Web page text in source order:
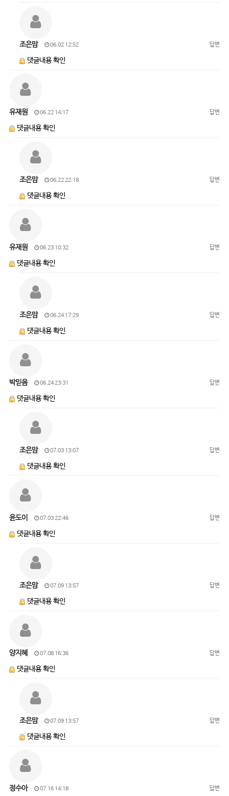
조은맘 06.02 12:52 답변
댓글내용 확인
유재원 06.22 14:17 답변
댓글내용 확인
조은맘 06.22 22:18 답변
댓글내용 확인
유재원 06.23 10:32 답변
댓글내용 확인
조은맘 06.24 17:29 답변
댓글내용 확인
박믿음 06.24 23:31 답변
댓글내용 확인
조은맘 07.03 13:07 답변
댓글내용 확인
윤도이 07.03 22:46 답변
댓글내용 확인
조은맘 07.09 13:57 답변
댓글내용 확인
양지혜 07.08 16:36 답변
댓글내용 확인
조은맘 07.09 13:57 답변
댓글내용 확인
정수아 07.16 14:18 답변